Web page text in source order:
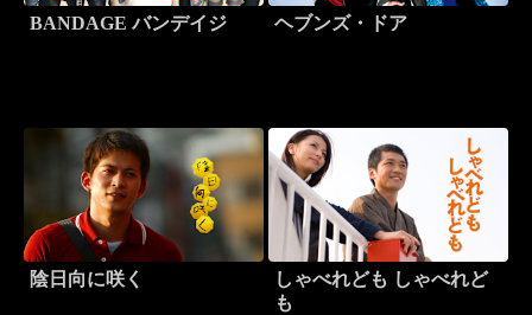
BANDAGE バンデイジ ヘブンズ・ドア
陰日向に咲く
しゃべれども しゃべれど
も